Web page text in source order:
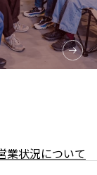
業状況について